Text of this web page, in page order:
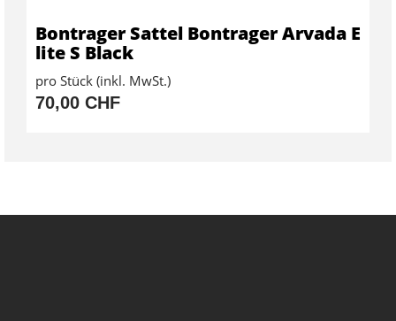
Bontrager Sattel Bontrager Arvada E
lite S Black
pro Stück (inkl. MwSt.)
70,00 CHF